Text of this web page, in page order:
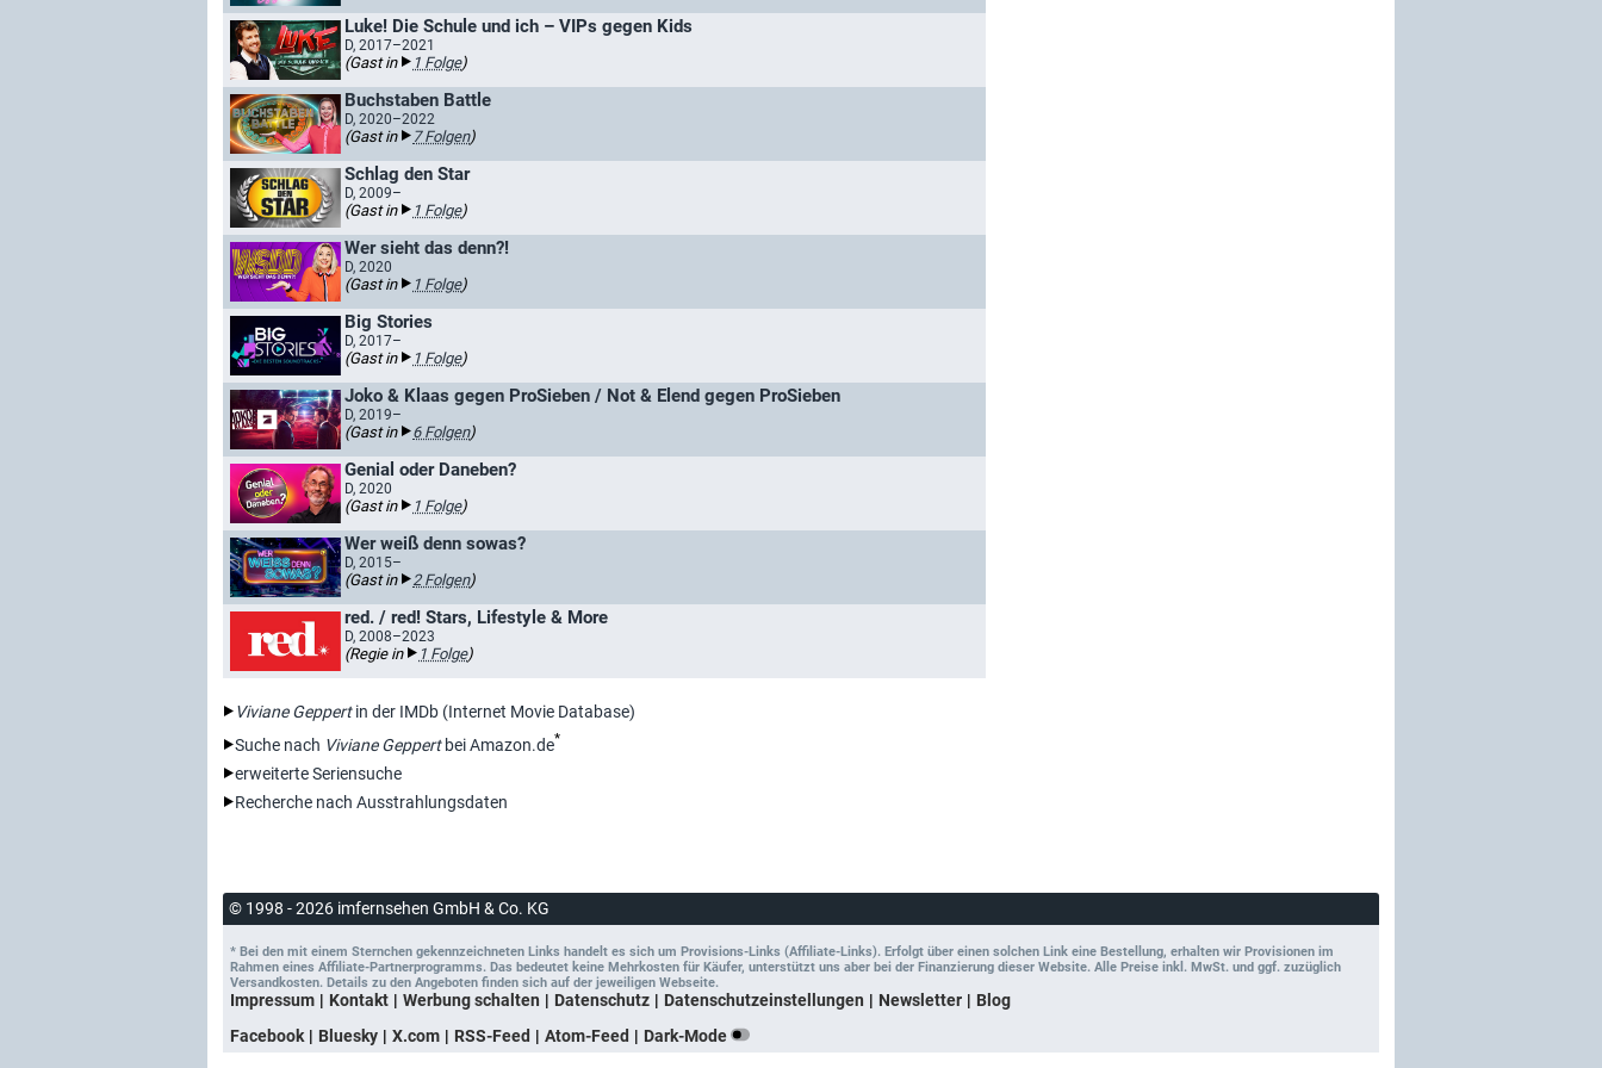
Luke! Die Schule und ich – VIPs gegen Kids
D, 2017–2021
(Gast in 1 Folge)
Buchstaben Battle
D, 2020–2022
(Gast in 7 Folgen)
Schlag den Star
D, 2009–
(Gast in 1 Folge)
Wer sieht das denn?!
D, 2020
(Gast in 1 Folge)
Big Stories
D, 2017–
(Gast in 1 Folge)
Joko & Klaas gegen ProSieben / Not & Elend gegen ProSieben
D, 2019–
(Gast in 6 Folgen)
Genial oder Daneben?
D, 2020
(Gast in 1 Folge)
Wer weiß denn sowas?
D, 2015–
(Gast in 2 Folgen)
red. / red! Stars, Lifestyle & More
D, 2008–2023
(Regie in 1 Folge)
Viviane Geppertin der IMDb (Internet Movie Database)
Suche nach Viviane Geppertbei Amazon.de*
erweiterte Seriensuche
Recherche nach Ausstrahlungsdaten
© 1998 - 2026 imfernsehen GmbH & Co. KG
* Bei den mit einem Sternchen gekennzeichneten Links handelt es sich um Provisions-Links (Affiliate-Links). Erfolgt über einen solchen Link eine Bestellung, erhalten wir Provisionen im
Rahmen eines Affiliate-Partnerprogramms. Das bedeutet keine Mehrkosten für Käufer, unterstützt uns aber bei der Finanzierung dieser Website. Alle Preise inkl. MwSt. und ggf. zuzüglich
Versandkosten. Details zu den Angeboten finden sich auf der jeweiligen Webseite.
Impressum Kontakt Werbung schalten Datenschutz Datenschutzeinstellungen Newsletter
Blog
Facebook
Bluesky X.com RSS-Feed Atom-Feed Dark-Mode